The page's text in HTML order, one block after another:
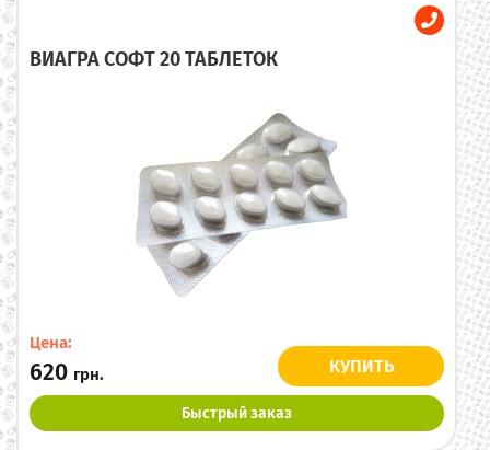
ВИАГРА СОФТ 20 ТАБЛЕТОК
Цена:
620 грн. КУПИТЬ
Быстрый заказ